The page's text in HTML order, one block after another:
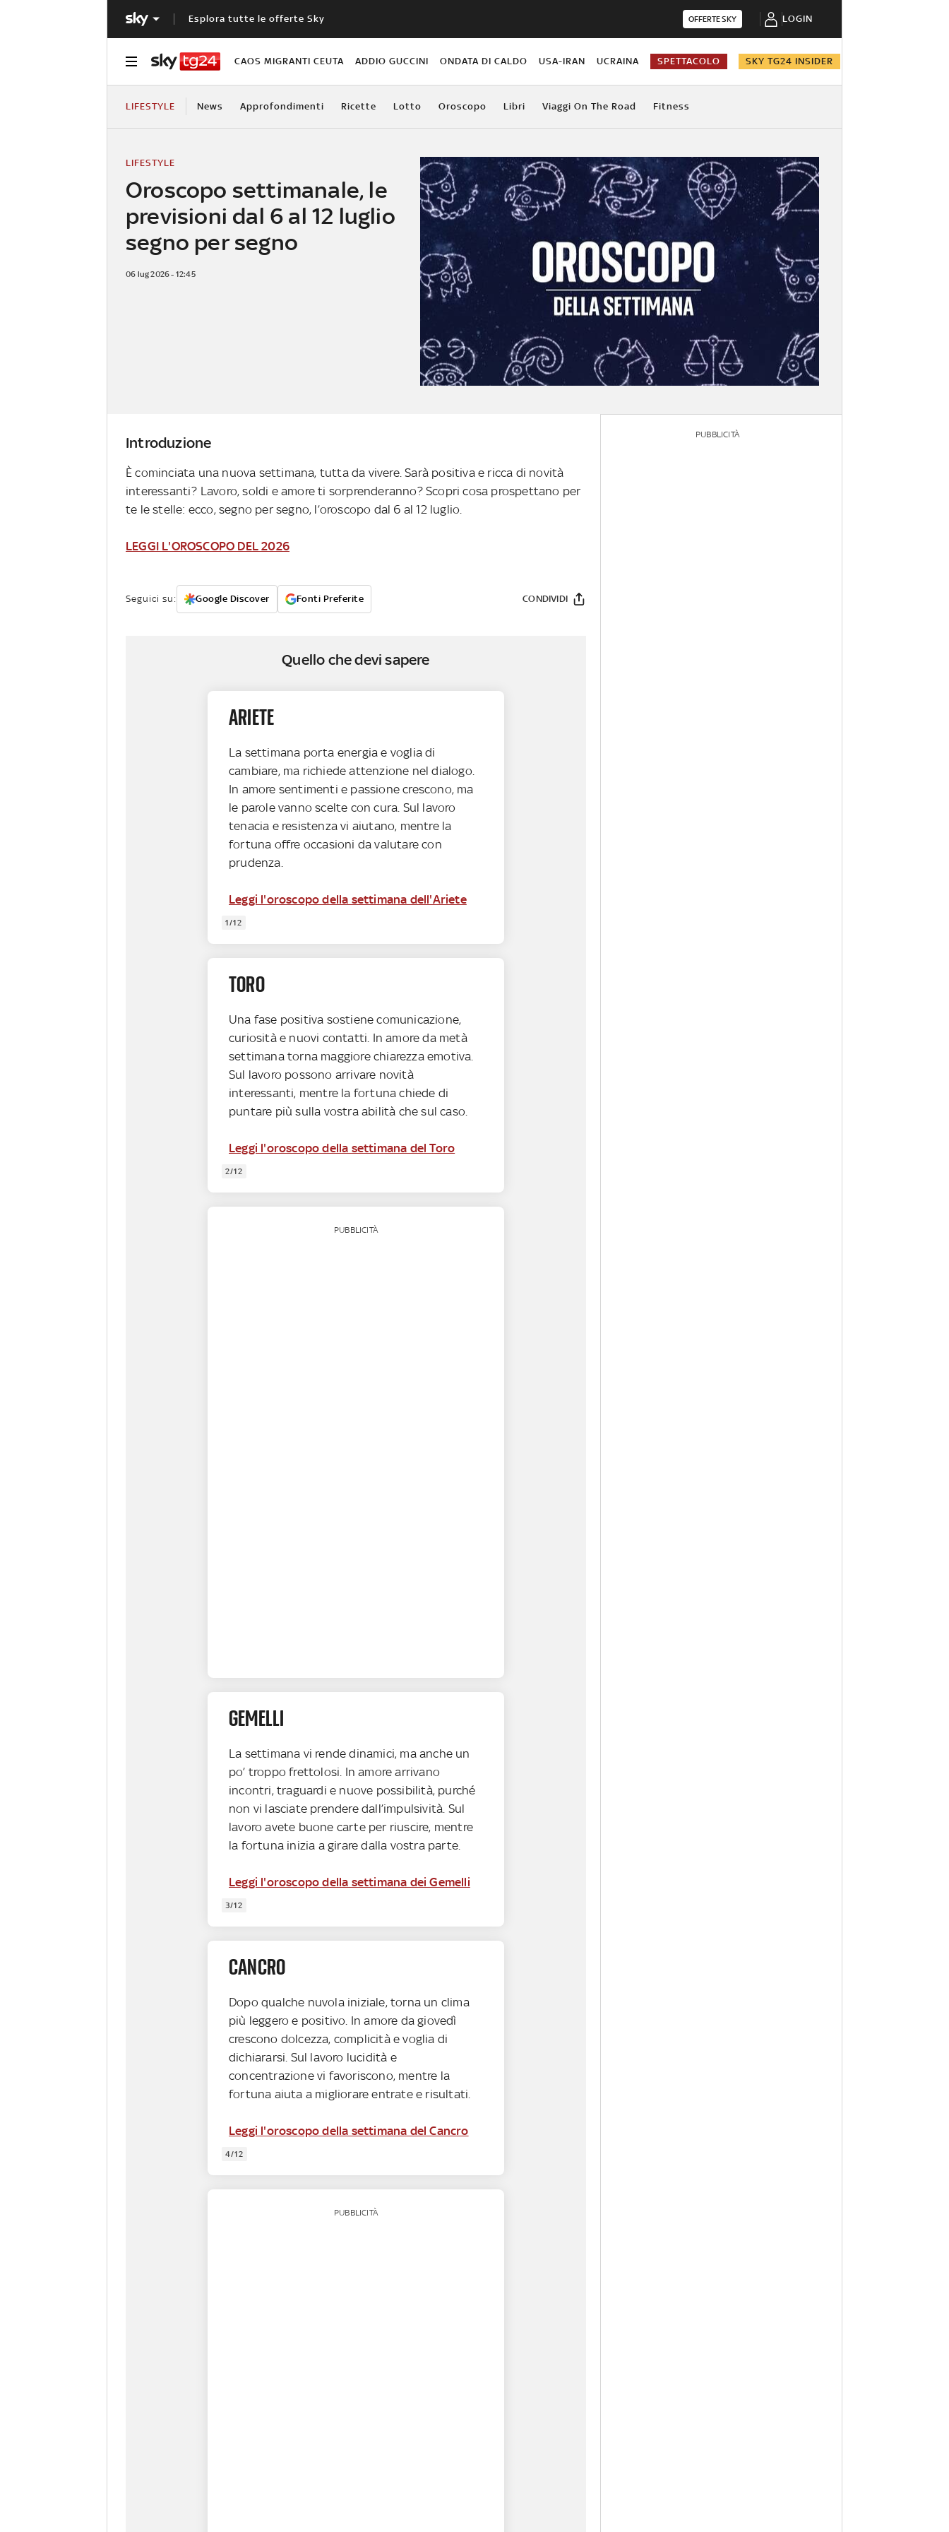
Esplora tutte le offerte Sky OFFERTE SKY LOGIN
CAOS MIGRANTI CEUTA ADDIO GUCCINI ONDATA DI CALDO USA-IRAN UCRAINA SPETTACOLO SKY TG24 INSIDER
LIFESTYLE News Approfondimenti Ricette Lotto Oroscopo Libri Viaggi On The Road Fitness
Oroscopo settimanale, le
previsioni dal 6 al 12 luglio
segno per segno
LIFESTYLE
06 lug 2026 - 12:45
Introduzione
È cominciata una nuova settimana, tutta da vivere. Sarà positiva e ricca di novità
interessanti? Lavoro, soldi e amore ti sorprenderanno? Scopri cosa prospettano per
te le stelle: ecco, segno per segno, l’oroscopo dal 6 al 12 luglio.
LEGGI L'OROSCOPO DEL 2026
Seguici su: Google Discover Fonti Preferite CONDIVIDI
Quello che devi sapere
ARIETE
La settimana porta energia e voglia di
cambiare, ma richiede attenzione nel dialogo.
In amore sentimenti e passione crescono, ma
le parole vanno scelte con cura. Sul lavoro
tenacia e resistenza vi aiutano, mentre la
fortuna offre occasioni da valutare con
prudenza.
Leggi l'oroscopo della settimana dell'Ariete
1/12
TORO
Una fase positiva sostiene comunicazione,
curiosità e nuovi contatti. In amore da metà
settimana torna maggiore chiarezza emotiva.
Sul lavoro possono arrivare novità
interessanti, mentre la fortuna chiede di
puntare più sulla vostra abilità che sul caso.
Leggi l'oroscopo della settimana del Toro
2/12
PUBBLICITÀ
GEMELLI
La settimana vi rende dinamici, ma anche un
po’ troppo frettolosi. In amore arrivano
incontri, traguardi e nuove possibilità, purché
non vi lasciate prendere dall’impulsività. Sul
lavoro avete buone carte per riuscire, mentre
la fortuna inizia a girare dalla vostra parte.
Leggi l'oroscopo della settimana dei Gemelli
3/12
CANCRO
Dopo qualche nuvola iniziale, torna un clima
più leggero e positivo. In amore da giovedì
crescono dolcezza, complicità e voglia di
dichiararsi. Sul lavoro lucidità e
concentrazione vi favoriscono, mentre la
fortuna aiuta a migliorare entrate e risultati.
Leggi l'oroscopo della settimana del Cancro
4/12
PUBBLICITÀ
PUBBLICITÀ